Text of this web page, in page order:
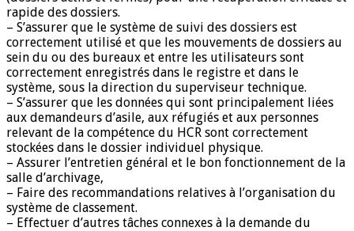
rapide des dossiers.
– S’assurer que le système de suivi des dossiers est
correctement utilisé et que les mouvements de dossiers au
sein du ou des bureaux et entre les utilisateurs sont
correctement enregistrés dans le registre et dans le
système, sous la direction du superviseur technique.
– S’assurer que les données qui sont principalement liées
aux demandeurs d’asile, aux réfugiés et aux personnes
relevant de la compétence du HCR sont correctement
stockées dans le dossier individuel physique.
– Assurer l’entretien général et le bon fonctionnement de la
salle d’archivage,
– Faire des recommandations relatives à l’organisation du
système de classement.
– Effectuer d’autres tâches connexes à la demande du